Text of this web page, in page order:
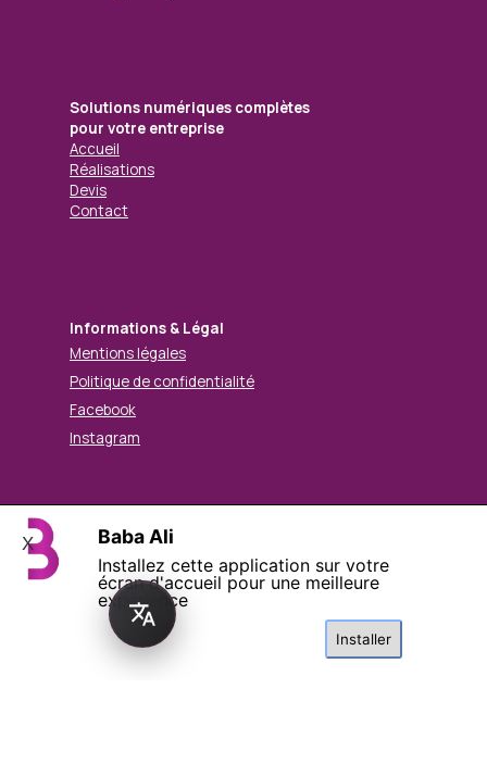
Solutions numériques complètes
pour votre entreprise
Accueil
Réalisations
Devis
Contact
Informations & Légal
Mentions légales
Politique de confidentialité
Facebook
Instagram
© Mohamed BABA ALI. Tous droits réservés.
Retourner au contenu
Baba Ali
Installez cette application sur votre
écran d'accueil pour une meilleure
expérience
Installer
X